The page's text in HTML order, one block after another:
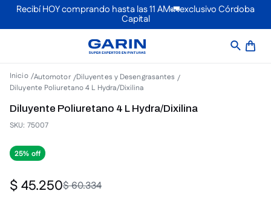
Recibí HOY comprando hasta las 11 AM🚛exclusivo Córdoba
Capital
Automotor Diluyentes y Desengrasantes
Diluyente Poliuretano 4 L Hydra/Dixilina
Diluyente Poliuretano 4 L Hydra/Dixilina
SKU: 75007
25%
$60.334
$45.250